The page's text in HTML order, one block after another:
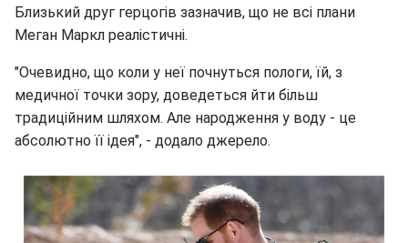
Близький друг герцогів зазначив, що не всі плани
Меган Маркл реалістичні.
"Очевидно, що коли у неї почнуться пологи, їй, з
медичної точки зору, доведеться йти більш
традиційним шляхом. Але народження у воду - це
абсолютно її ідея", - додало джерело.